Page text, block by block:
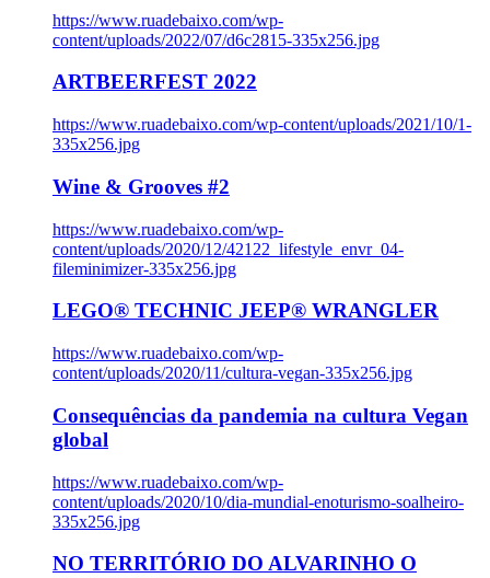
https://www.ruadebaixo.com/wp-
content/uploads/2022/07/d6c2815-335x256.jpg
ARTBEERFEST 2022
https://www.ruadebaixo.com/wp-content/uploads/2021/10/1-
335x256.jpg
Wine & Grooves #2
https://www.ruadebaixo.com/wp-
content/uploads/2020/12/42122_lifestyle_envr_04-
fileminimizer-335x256.jpg
LEGO® TECHNIC JEEP® WRANGLER
https://www.ruadebaixo.com/wp-
content/uploads/2020/11/cultura-vegan-335x256.jpg
Consequências da pandemia na cultura Vegan
global
https://www.ruadebaixo.com/wp-
content/uploads/2020/10/dia-mundial-enoturismo-soalheiro-
335x256.jpg
NO TERRITÓRIO DO ALVARINHO O